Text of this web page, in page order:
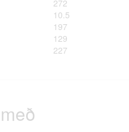
272
10.5
197
129
227